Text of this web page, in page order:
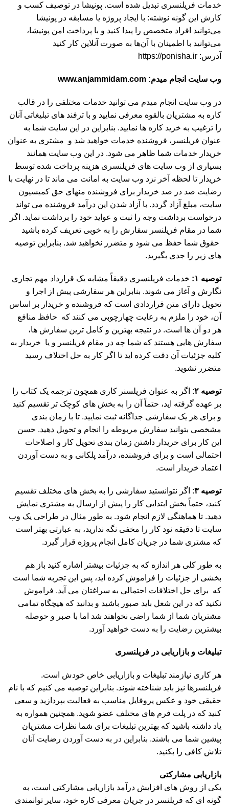
خدمات فریلنسری تبدیل شده است. پونیشا در توصیف کسب و
کارش این گونه نوشته: با ایجاد پروژه یا مسابقه در پونیشا
می‌توانید افراد متخصص را پیدا کنید و با پرداخت امن پونیشا،
می‌توانید با اطمینان با آن‌ها به صورت آنلاین کار کنید
آدرس: https://ponisha.ir
وب سایت انجام میدم: www.anjammidam.com
در وب سایت انجام میدم می توانید خدمات مختلفی را در قالب
کاره به مشتریان بالقوه معرفی نمایید و با ترفند های تبلیغاتی آنان
را ترغیب به خرید کاره ها نمایید. بنابراین در این سایت شما به
عنوان فریلنسر، فروشنده خدمات خواهید شد و مشتری به عنوان
خریدار خدمات شما ظاهر می شود. در این وب سایت همانند
بسیاری از وب سایت های فریلنسری هزینه پرداخت شده توسط
خریدار تا لحظه آخر نزد وب سایت به امانت می ماند تا در نهایت با
رضایت صد در صد خریدار برای فروشنده منهای حق کمیسیون
سایت، مبلغ آزاد گردد. با آزاد شدن این درآمد فروشنده می تواند
درخواست برداشت وجه را ثبت و عواید خود را برداشت نماید. اگر
شما در مقام فریلنسر سفارش را به خوبی تعریف کرده باشید
حقوق شما حفظ می شود و متضرر نخواهید شد. بنابراین توصیه
های زیر را جدی بگیرید.
توصیه ۱:
خدمات فریلنسری دقیقاً مشابه یک قرارداد مهم تجاری
نگارش و آغاز می شوند. بنابراین هر سفارشی پیش از اجرا و
تحویل دارای متن قراردادی است که فروشنده و خریدار بر اساس
آن، خود را ملزم به رعایت چهارچوبی می کنند که حافظ منافع
هر دو آن ها است. در نتیجه بهترین و کامل ترین سفارش ها،
سفارش هایی هستند که شما چه در مقام فریلنسر و یا خریدار به
کلیه جزئیات آن دقت کرده اید تا اگر کار به حل اختلاف رسید
متضرر نشوید.
توصیه ۲
: اگر به عنوان فریلسنر کاری همچون ترجمه یک کتاب را
بر عهده گرفته اید، حتماً آن را به بخش های کوچک تر تقسیم کنید
و برای هر یک سفارشی جداگانه ثبت نمایید. تا با زمان بندی
مشخصی بتوانید سفارش مربوطه را انجام و تحویل دهید. حسن
این کار برای خریدار داشتن زمان بندی تحویل کار و اصلاحات
احتمالی است و برای فروشنده، درآمد پلکانی و به دست آوردن
اعتماد خریدار است.
توصیه ۳
: اگر نتوانستید سفارشی را به بخش های مختلف تقسیم
کنید، حتماً بخش ابتدایی کار را پیش از ارسال به مشتری نمایش
دهید. تا هماهنگی لازم انجام شود. به طور مثال در طراحی یک وب
سایت تا دقیقه نود کار را مخفی نگه ندارید، به عبارتی بهتر است
که مشتری شما در جریان کامل انجام پروژه قرار گیرد.
به طور کلی هر اندازه که به جزئیات بیشتر اشاره کنید باز هم
بخشی از جزئیات را فراموش کرده اید، پس این تجربه شما است
که برای حل اختلافات احتمالی به سراغتان می آید. فراموش
نکنید که در این شغل باید صبور باشید و بدانید که هیچگاه تمامی
مشتریان شما از شما راضی نخواهند شد اما با صبر و حوصله
بیشترین رضایت را به دست خواهید آورد.
تبلیغات و بازاریابی در فریلنسری
هر کاری نیازمند تبلیغات و بازاریابی خاص خودش است.
فریلنسرها نیز باید شناخته شوند. بنابراین توصیه می کنیم که با نام
حقیقی خود و عکس پروفایل مناسب به فعالیت بپردازید و سعی
کنید که در پلت فرم های مختلف عضو شوید. همچنین همواره به
یاد داشته باشید که بهترین تبلیغات برای شما نظرات مشتریان
پیشین شما می باشند. بنابراین در به دست آوردن رضایت آنان
تلاش کافی را بکنید.
بازاریابی مشارکتی
یکی از روش های افزایش درآمد بازاریابی مشارکتی است، به
گونه ای که فریلنسر در جریان معرفی کاره خود، سایر توانمندی